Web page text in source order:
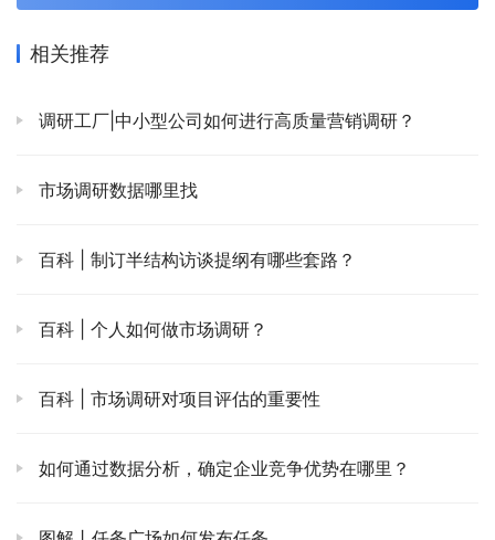
相关推荐
调研工厂|中小型公司如何进行高质量营销调研？
市场调研数据哪里找
百科 | 制订半结构访谈提纲有哪些套路？
百科 | 个人如何做市场调研？
百科 | 市场调研对项目评估的重要性
如何通过数据分析，确定企业竞争优势在哪里？